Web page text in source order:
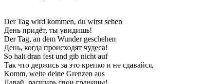
Der Tag wird kommen, du wirst sehen
День придёт, ты увидишь!
Der Tag, an dem Wunder geschehen
День, когда происходят чудеса!
So halt dran fest und gib nicht auf
Так что держись за это крепко и не сдавайся,
Komm, weite deine Grenzen aus
Давай, расширь свои границы!